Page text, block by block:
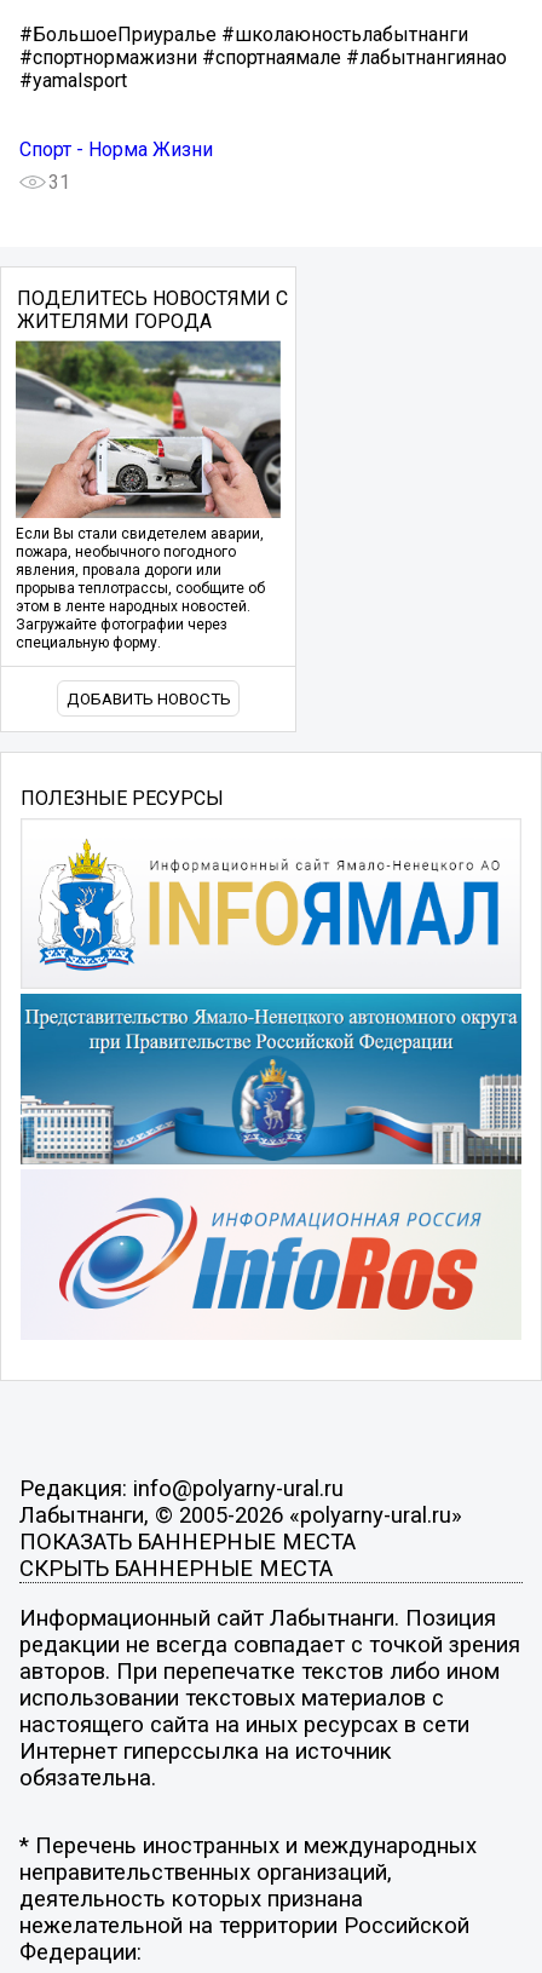
#БольшоеПриуралье #школаюностьлабытнанги
#спортнормажизни #спортнаямале #лабытнангиянао
#yamalsport
Спорт - Норма Жизни
31
ПОДЕЛИТЕСЬ НОВОСТЯМИ С
ЖИТЕЛЯМИ ГОРОДА
Если Вы стали свидетелем аварии,
пожара, необычного погодного
явления, провала дороги или
прорыва теплотрассы, сообщите об
этом в ленте народных новостей.
Загружайте фотографии через
специальную форму.
ДОБАВИТЬ НОВОСТЬ
ПОЛЕЗНЫЕ РЕСУРСЫ
Редакция: info@polyarny-ural.ru
Лабытнанги, © 2005-2026 «polyarny-ural.ru»
ПОКАЗАТЬ БАННЕРНЫЕ МЕСТА
СКРЫТЬ БАННЕРНЫЕ МЕСТА
Информационный сайт Лабытнанги. Позиция
редакции не всегда совпадает с точкой зрения
авторов. При перепечатке текстов либо ином
использовании текстовых материалов с
настоящего сайта на иных ресурсах в сети
Интернет гиперссылка на источник
обязательна.
* Перечень иностранных и международных
неправительственных организаций,
деятельность которых признана
нежелательной на территории Российской
Федерации: